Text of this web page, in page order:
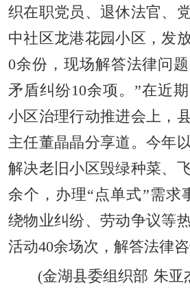
织在职党员、退休法官、
中社区龙港花园小区，发
0余份，现场解答法律问
矛盾纠纷10余项。”在近
小区治理行动推进会上，
主任董晶晶分享道。今年
解决老旧小区毁绿种菜、
余个，办理“点单式”需求
绕物业纠纷、劳动争议等
活动40余场次，解答法律咨
(金湖县委组织部 朱亚